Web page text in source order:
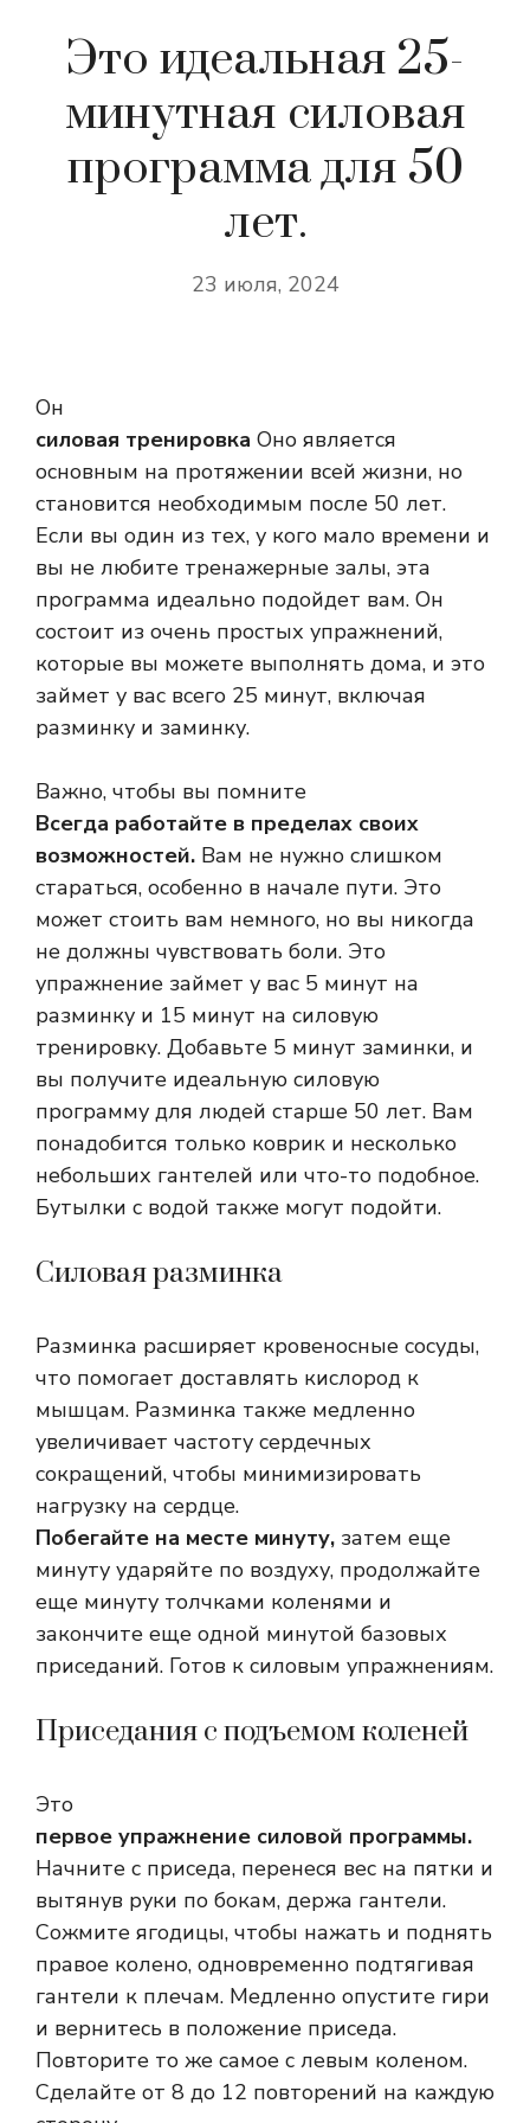
Это идеальная 25-
минутная силовая
программа для 50
лет.
23 июля, 2024
Он
силовая тренировка Оно является
основным на протяжении всей жизни, но
становится необходимым после 50 лет.
Если вы один из тех, у кого мало времени и
вы не любите тренажерные залы, эта
программа идеально подойдет вам. Он
состоит из очень простых упражнений,
которые вы можете выполнять дома, и это
займет у вас всего 25 минут, включая
разминку и заминку.
Важно, чтобы вы помните
Всегда работайте в пределах своих
возможностей. Вам не нужно слишком
стараться, особенно в начале пути. Это
может стоить вам немного, но вы никогда
не должны чувствовать боли. Это
упражнение займет у вас 5 минут на
разминку и 15 минут на силовую
тренировку. Добавьте 5 минут заминки, и
вы получите идеальную силовую
программу для людей старше 50 лет. Вам
понадобится только коврик и несколько
небольших гантелей или что-то подобное.
Бутылки с водой также могут подойти.
Силовая разминка
Разминка расширяет кровеносные сосуды,
что помогает доставлять кислород к
мышцам. Разминка также медленно
увеличивает частоту сердечных
сокращений, чтобы минимизировать
нагрузку на сердце.
Побегайте на месте минуту, затем еще
минуту ударяйте по воздуху, продолжайте
еще минуту толчками коленями и
закончите еще одной минутой базовых
приседаний. Готов к силовым упражнениям.
Приседания с подъемом коленей
Это
первое упражнение силовой программы.
Начните с приседа, перенеся вес на пятки и
вытянув руки по бокам, держа гантели.
Сожмите ягодицы, чтобы нажать и поднять
правое колено, одновременно подтягивая
гантели к плечам. Медленно опустите гири
и вернитесь в положение приседа.
Повторите то же самое с левым коленом.
Сделайте от 8 до 12 повторений на каждую